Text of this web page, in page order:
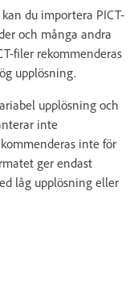
du importera PICT-
och många andra
filer rekommenderas
upplösning.
upplösning och
inte
inte för
ger endast
låg upplösning eller